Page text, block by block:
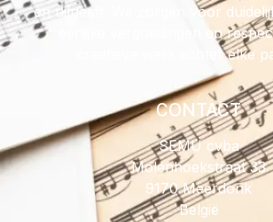
en uitgeeft. We zorgen voor
eerlijke vergoedingen en
creatieve werk achter elke
CONTACT
SEMU cvba
Molenhoekstraat 33
9170 Meerdonk
België